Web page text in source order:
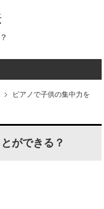
ピアノで子供の集中力を
ができる？